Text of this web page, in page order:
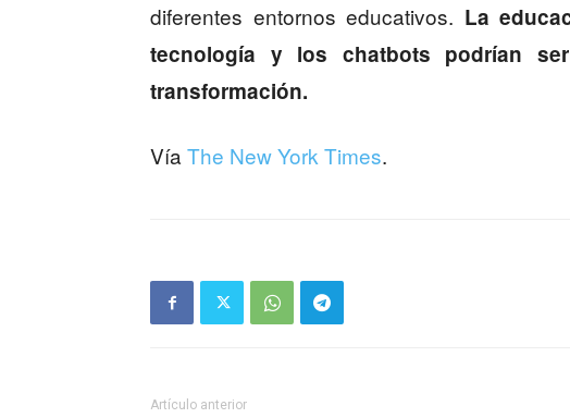
diferentes entornos educativos. La
tecnología y los chatbots podrían
transformación.
VíaThe New York Times.
Artículo anterior